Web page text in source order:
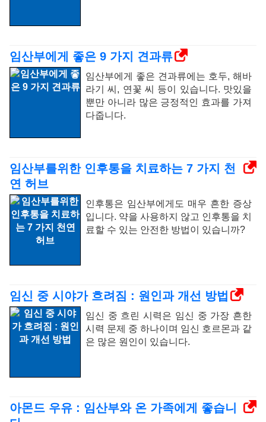
임산부에게 좋은 9 가지 견과류
임산부에게 좋은 견과류에는 호두, 해바
라기 씨, 연꽃 씨 등이 있습니다. 맛있을
뿐만 아니라 많은 긍정적인 효과를 가져
다줍니다.
임산부를위한 인후통을 치료하는 7 가지 천
연 허브
인후통은 임산부에게도 매우 흔한 증상
입니다. 약을 사용하지 않고 인후통을 치
료할 수 있는 안전한 방법이 있습니까?
임신 중 시야가 흐려짐 : 원인과 개선 방법
임신 중 흐린 시력은 임신 중 가장 흔한
시력 문제 중 하나이며 임신 호르몬과 같
은 많은 원인이 있습니다.
아몬드 우유 : 임산부와 온 가족에게 좋습니